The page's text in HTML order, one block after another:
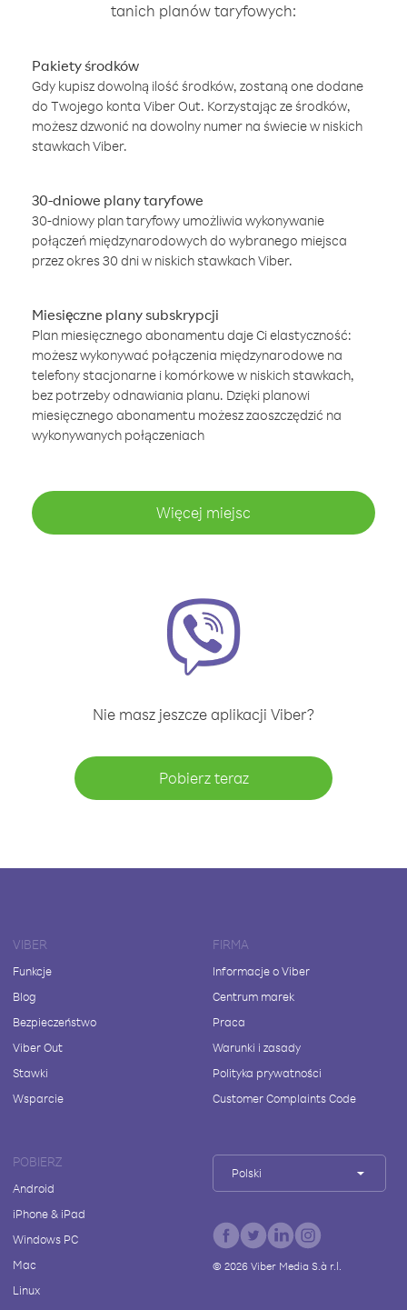
tanich planów taryfowych:
Pakiety środków
Gdy kupisz dowolną ilość środków, zostaną one dodane
do Twojego konta Viber Out. Korzystając ze środków,
możesz dzwonić na dowolny numer na świecie w niskich
stawkach Viber.
30-dniowe plany taryfowe
30-dniowy plan taryfowy umożliwia wykonywanie
połączeń międzynarodowych do wybranego miejsca
przez okres 30 dni w niskich stawkach Viber.
Miesięczne plany subskrypcji
Plan miesięcznego abonamentu daje Ci elastyczność:
możesz wykonywać połączenia międzynarodowe na
telefony stacjonarne i komórkowe w niskich stawkach,
bez potrzeby odnawiania planu. Dzięki planowi
miesięcznego abonamentu możesz zaoszczędzić na
wykonywanych połączeniach
Więcej miejsc
Nie masz jeszcze aplikacji Viber?
Pobierz teraz
VIBER
Funkcje
Blog
Bezpieczeństwo
Viber Out
Stawki
Wsparcie
FIRMA
Informacje o Viber
Centrum marek
Praca
Warunki i zasady
Polityka prywatności
Customer Complaints Code
POBIERZ
Android
iPhone & iPad
Windows PC
Mac
Linux
Polski
© 2026Viber Media S.à r.l.